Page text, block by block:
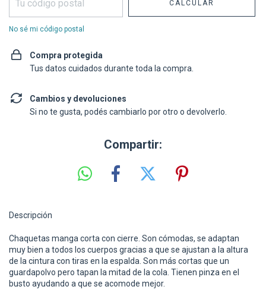
CALCULAR
No sé mi código postal
Compra protegida
Tus datos cuidados durante toda la compra.
Cambios y devoluciones
Si no te gusta, podés cambiarlo por otro o devolverlo.
Compartir:
Descripción
Chaquetas manga corta con cierre. Son cómodas, se adaptan
muy bien a todos los cuerpos gracias a que se ajustan a la altura
de la cintura con tiras en la espalda. Son más cortas que un
guardapolvo pero tapan la mitad de la cola. Tienen pinza en el
busto ayudando a que se acomode mejor.